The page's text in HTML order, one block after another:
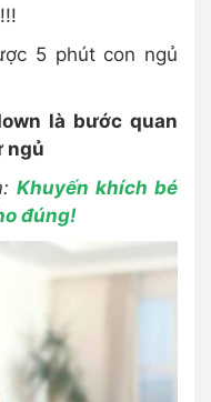
5 phút con ngủ
là bước quan
ngủ
Khuyến khích bé
đúng!